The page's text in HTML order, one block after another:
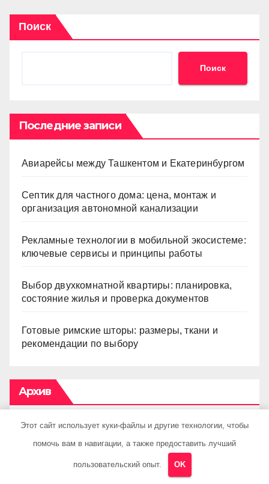
Поиск
Поиск
Последние записи
Авиарейсы между Ташкентом и Екатеринбургом
Септик для частного дома: цена, монтаж и
организация автономной канализации
Рекламные технологии в мобильной экосистеме:
ключевые сервисы и принципы работы
Выбор двухкомнатной квартиры: планировка,
состояние жилья и проверка документов
Готовые римские шторы: размеры, ткани и
рекомендации по выбору
Архив
Май 2026
Апрель 2026
Этот сайт использует куки-файлы и другие технологии, чтобы
помочь вам в навигации, а также предоставить лучший
пользовательский опыт. OK